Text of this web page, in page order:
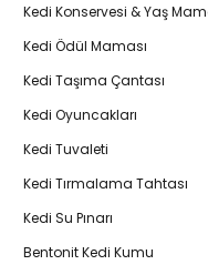
Kedi Konservesi & Yaş
Kedi Ödül Maması
Kedi Taşıma Çantası
Kedi Oyuncakları
Kedi Tuvaleti
Kedi Tırmalama Tahtası
Kedi Su Pınarı
Bentonit Kedi Kumu